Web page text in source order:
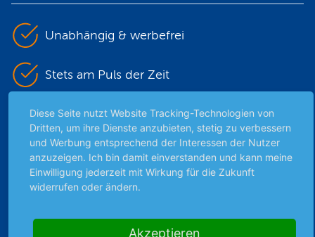
Unabhängig & werbefrei
Stets am Puls der Zeit
Schutz persönlicher Daten
Sicher mit SSL-Verschlüsselung
Diese Seite nutzt Website Tracking-Technologien von
Dritten, um ihre Dienste anzubieten, stetig zu verbessern
und Werbung entsprechend der Interessen der Nutzer
anzuzeigen. Ich bin damit einverstanden und kann meine
Einwilligung jederzeit mit Wirkung für die Zukunft
widerrufen oder ändern.
Akzeptieren